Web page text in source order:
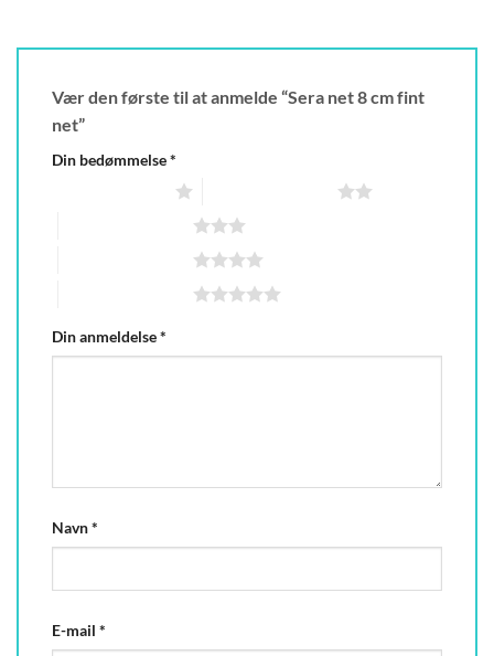
Vær den første til at anmelde “Sera net 8 cm fint
net”
Din bedømmelse*
Din anmeldelse*
Navn*
E-mail *